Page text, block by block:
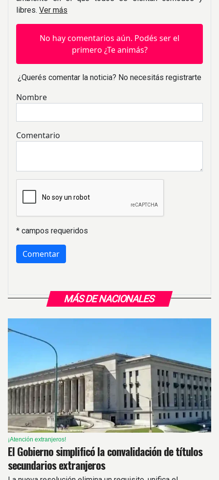
MÁS DE NACIONALES
¡Atención extranjeros!
El Gobierno simplificó la convalidación de títulos
secundarios extranjeros
libres. Ver más
No hay comentarios aún. Podés ser el
primero ¿Te animás?
¿Querés comentar la noticia? No necesitás registrarte
Nombre
Comentario
* campos requeridos